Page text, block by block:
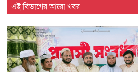
এই বিভাগের আরো খবর